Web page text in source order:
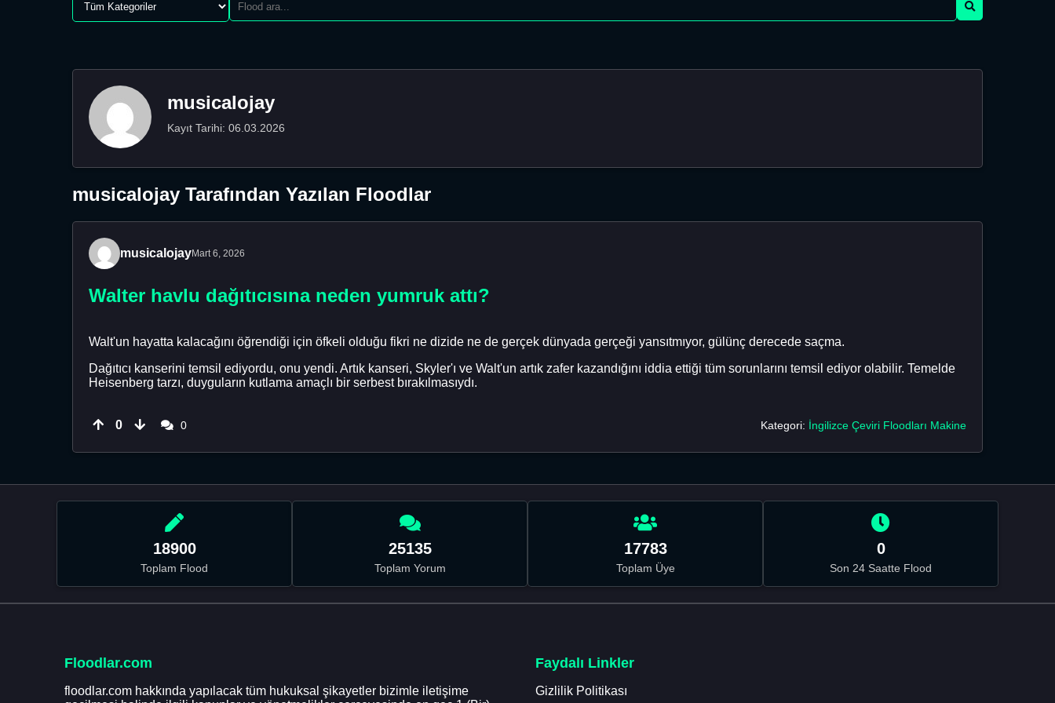
musicalojay
Kayıt Tarihi: 06.03.2026
musicalojay Tarafından Yazılan Floodlar
musicalojayMart 6, 2026
Walter havlu dağıtıcısına neden yumruk attı?
Walt'un hayatta kalacağını öğrendiği için öfkeli olduğu fikri ne dizide ne de gerçek dünyada gerçeği yansıtmıyor, gülünç derecede saçma.
Dağıtıcı kanserini temsil ediyordu, onu yendi. Artık kanseri, Skyler'ı ve Walt'un artık zafer kazandığını iddia ettiği tüm sorunlarını temsil ediyor olabilir. Temelde
Heisenberg tarzı, duyguların kutlama amaçlı bir serbest bırakılmasıydı.
0 0 Kategori: İngilizce Çeviri Floodları Makine
18900
Toplam Flood
25135
Toplam Yorum
17783
Toplam Üye
0
Son 24 Saatte Flood
Floodlar.com
floodlar.com hakkında yapılacak tüm hukuksal şikayetler bizimle iletişime
Faydalı Linkler
Gizlilik Politikası